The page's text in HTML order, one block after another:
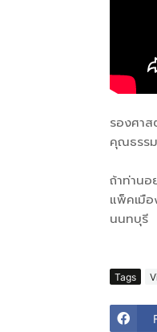
รองศา
คุณธรร
ถ้าท่านอ
แพ็คเมื
นนทบุรี
Tags